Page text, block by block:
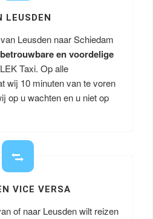
LEUSDEN
Leusden naar Schiedam
betrouwbare en voordelige
Taxi. Op alle
wij 10 minuten van te voren
op u wachten en u niet op
VICE VERSA
of naar Leusden wilt reizen